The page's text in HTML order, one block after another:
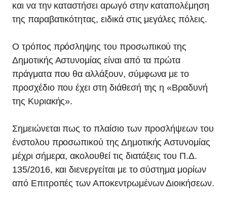
και να την καταστήσει αρωγό στην καταπολέμηση
της παραβατικότητας, ειδικά στις μεγάλες πόλεις.
Ο τρόπος πρόσληψης του προσωπικού της
Δημοτικής Αστυνομίας είναι από τα πρώτα
πράγματα που θα αλλάξουν, σύμφωνα με το
προσχέδιο που έχει στη διάθεσή της η «Βραδυνή
της Κυριακής».
Σημειώνεται πως το πλαίσιο των προσλήψεων του
ένστολου προσωπικού της Δημοτικής Αστυνομίας
μέχρι σήμερα, ακολουθεί τις διατάξεις του Π.Δ.
135/2016, και διενεργείται με το σύστημα μορίων
από Επιτροπές των Αποκεντρωμένων Διοικήσεων.